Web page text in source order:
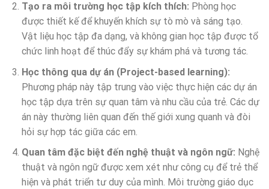
Tạo ra môi trường học tập kích thích: Phòng học
được thiết kế để khuyến khích sự tò mò và sáng tạo.
Vật liệu học tập đa dạng, và không gian học tập được tổ
chức linh hoạt để thúc đẩy sự khám phá và tương tác.
Học thông qua dự án (Project-based learning):
Phương pháp này tập trung vào việc thực hiện các dự án
học tập dựa trên sự quan tâm và nhu cầu của trẻ. Các dự
án này thường liên quan đến thế giới xung quanh và đòi
hỏi sự hợp tác giữa các em.
Quan tâm đặc biệt đến nghệ thuật và ngôn ngữ: Nghệ
thuật và ngôn ngữ được xem xét như công cụ để trẻ thể
hiện và phát triển tư duy của mình. Môi trường giáo dục